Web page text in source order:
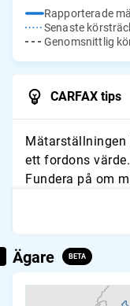
Rapporterade
Senaste
Genomsnittlig
CARFAX tips
Mätarställningen
ett fordons värde.
Fundera på om
slitage och
årliga
Ägare BETA